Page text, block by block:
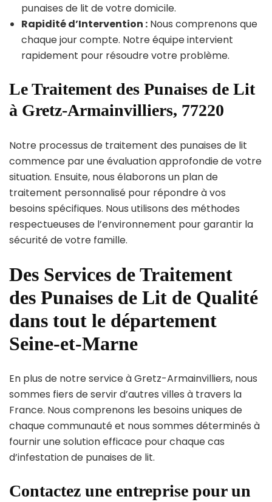
punaises de lit de votre domicile.
Rapidité d’Intervention : Nous comprenons que
chaque jour compte. Notre équipe intervient
rapidement pour résoudre votre problème.
Le Traitement des Punaises de Lit
à Gretz-Armainvilliers, 77220
Notre processus de traitement des punaises de lit
commence par une évaluation approfondie de votre
situation. Ensuite, nous élaborons un plan de
traitement personnalisé pour répondre à vos
besoins spécifiques. Nous utilisons des méthodes
respectueuses de l’environnement pour garantir la
sécurité de votre famille.
Des Services de Traitement
des Punaises de Lit de Qualité
dans tout le département
Seine-et-Marne
En plus de notre service à Gretz-Armainvilliers, nous
sommes fiers de servir d’autres villes à travers la
France. Nous comprenons les besoins uniques de
chaque communauté et nous sommes déterminés à
fournir une solution efficace pour chaque cas
d’infestation de punaises de lit.
Contactez une entreprise pour un